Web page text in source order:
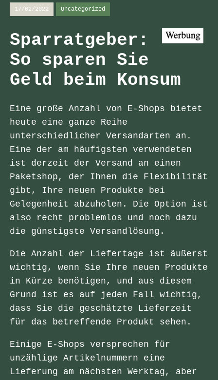
17/02/2022 Uncategorized
Sparratgeber:
So sparen Sie
Geld beim Konsum
Eine große Anzahl von E-Shops bietet
heute eine ganze Reihe
unterschiedlicher Versandarten an.
Eine der am häufigsten verwendeten
ist derzeit der Versand an einen
Paketshop, der Ihnen die Flexibilität
gibt, Ihre neuen Produkte bei
Gelegenheit abzuholen. Die Option ist
also recht problemlos und noch dazu
die günstigste Versandlösung.
Die Anzahl der Liefertage ist äußerst
wichtig, wenn Sie Ihre neuen Produkte
in Kürze benötigen, und aus diesem
Grund ist es auf jeden Fall wichtig,
dass Sie die geschätzte Lieferzeit
für das betreffende Produkt sehen.
Einige E-Shops versprechen für
unzählige Artikelnummern eine
Lieferung am nächsten Werktag, aber